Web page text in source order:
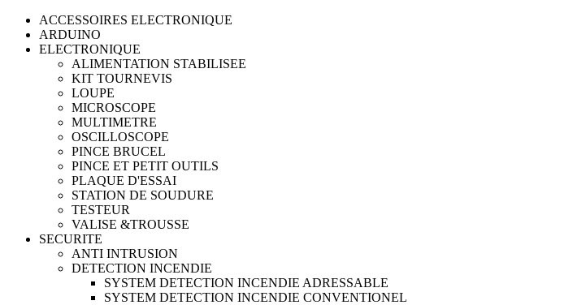
ACCESSOIRES ELECTRONIQUE
ARDUINO
ELECTRONIQUE
ALIMENTATION STABILISEE
KIT TOURNEVIS
LOUPE
MICROSCOPE
MULTIMETRE
OSCILLOSCOPE
PINCE BRUCEL
PINCE ET PETIT OUTILS
PLAQUE D'ESSAI
STATION DE SOUDURE
TESTEUR
VALISE &TROUSSE
SECURITE
ANTI INTRUSION
DETECTION INCENDIE
SYSTEM DETECTION INCENDIE ADRESSABLE
SYSTEM DETECTION INCENDIE CONVENTIONEL